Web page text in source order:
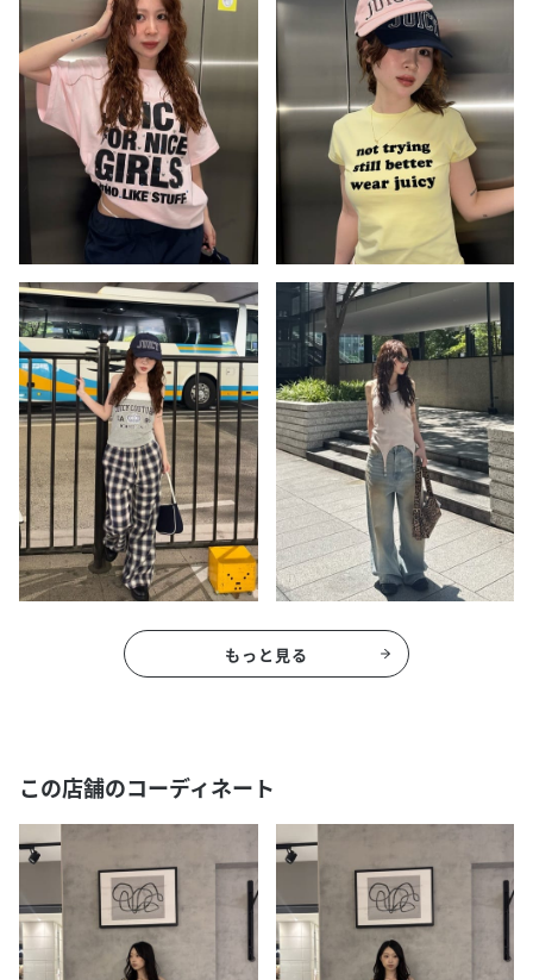
もっと見る
この店舗のコーディネート